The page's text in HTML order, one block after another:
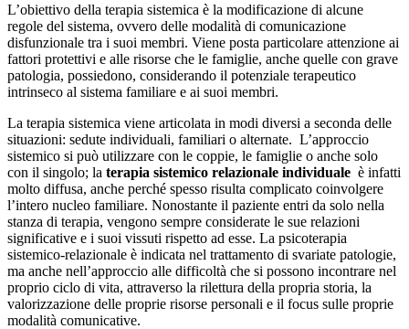
L’obiettivo della terapia sistemica è la modificazione di alcune
regole del sistema, ovvero delle modalità di comunicazione
disfunzionale tra i suoi membri. Viene posta particolare attenzione ai
fattori protettivi e alle risorse che le famiglie, anche quelle con grave
patologia, possiedono, considerando il potenziale terapeutico
intrinseco al sistema familiare e ai suoi membri.
La terapia sistemica viene articolata in modi diversi a seconda delle
situazioni: sedute individuali, familiari o alternate. L’approccio
sistemico si può utilizzare con le coppie, le famiglie o anche solo
con il singolo; la terapia sistemico relazionale individuale è infatti
molto diffusa, anche perché spesso risulta complicato coinvolgere
l’intero nucleo familiare. Nonostante il paziente entri da solo nella
stanza di terapia, vengono sempre considerate le sue relazioni
significative e i suoi vissuti rispetto ad esse. La psicoterapia
sistemico-relazionale è indicata nel trattamento di svariate patologie,
ma anche nell’approccio alle difficoltà che si possono incontrare nel
proprio ciclo di vita, attraverso la rilettura della propria storia, la
valorizzazione delle proprie risorse personali e il focus sulle proprie
modalità comunicative.